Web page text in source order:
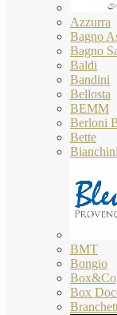
Azzurra
Bagno
Bagno
Baldi
Bandini
Bellosta
BEMM
Berloni
Bette
BMT
Bongio
Box&Co
Box